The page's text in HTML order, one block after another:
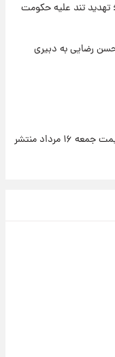
تهدید تند علیه حکومت
رضایی به دبیری
قیمت خودروهای سایپا تغییر کرد؛ لیست قیمت جمعه ۱۶ مرداد منتشر